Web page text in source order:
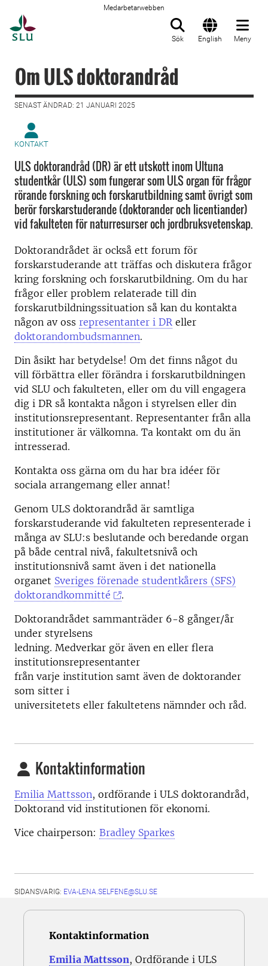
Medarbetarwebben
Sök English Meny
Om ULS doktorandråd
SENAST ÄNDRAD: 21 JANUARI 2025
KONTAKT
ULS doktorandråd (DR) är ett utskott inom Ultuna
studentkår (ULS) som fungerar som ULS organ för frågor
rörande forskning och forskarutbildning samt övrigt som
berör forskarstuderande (doktorander och licentiander)
vid fakulteten för naturresurser och jordbruksvetenskap.
Doktorandrådet är också ett forum för
forskarstuderande att träffas och diskutera frågor
kring forskning och forskarutbildning. Om du har
frågor eller problem relaterade till din
forskarutbildningssituation så kan du kontakta
någon av oss representanter i DR eller
doktorandombudsmannen.
Din åsikt har betydelse! Om det finns något du
vill förbättra eller förändra i forskarutbildningen
vid SLU och fakulteten, eller om du vill engagera
dig i DR så kontakta någon i styrelsen eller din
institutionsrepresentant. Representanter från alla
institutioner är välkomna. Ta kontakt om du än
intresserad.
Kontakta oss gärna om du har bra idéer för
sociala arrangemang eller annat!
Genom ULS doktorandråd är samtliga
forskarstuderande vid fakulteten representerade i
många av SLU:s beslutande och beredande organ
på både central nivå, fakultetsnivå och
institutionsnivå samt även i det nationella
organet Sveriges förenade studentkårers (SFS)
doktorandkommitté
.
Doktorandrådet sammanträder 6-8 gånger/år
under styrelsens
ledning. Medverkar gör även en eller flera
institutionsrepresentanter
från varje institution samt även de doktorander
som sitter i
universitetets eller fakultetens nämnder och råd.
Kontaktinformation
Emilia Mattsson, ordförande i ULS doktorandråd,
Doktorand vid institutionen för ekonomi.
Vice chairperson: Bradley Sparkes
SIDANSVARIG: EVA-LENA.SELFENE@SLU.SE
Kontaktinformation
Emilia Mattsson, Ordförande i ULS